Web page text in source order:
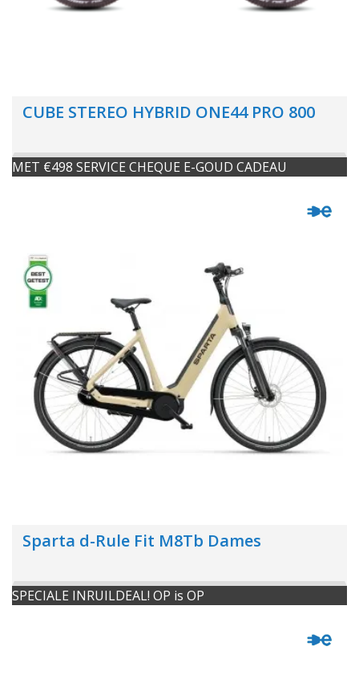
CUBE STEREO HYBRID ONE44 PRO 800
MET €498 SERVICE CHEQUE E-GOUD CADEAU
Sparta d-Rule Fit M8Tb Dames
SPECIALE INRUILDEAL! OP is OP